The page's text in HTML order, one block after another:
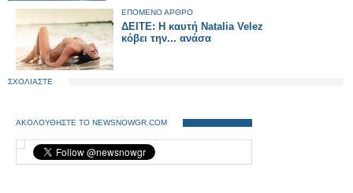
ΕΠΟΜΕΝΟ ΑΡΘΡΟ
ΔΕΙΤΕ: Η καυτή Natalia Velez
κόβει την... ανάσα
ΣΧΟΛΙΑΣΤΕ
ΑΚΟΛΟΥΘΗΣΤΕ ΤΟ NEWSNOWGR.COM